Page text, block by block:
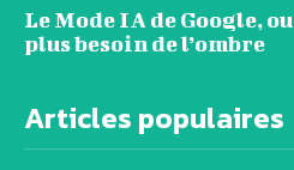
Le Mode IA de Google,
plus besoin de l’ombre
Articles populaires